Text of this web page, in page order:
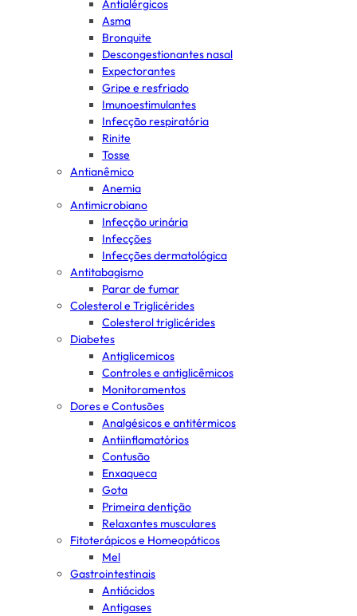
Antialérgicos
Asma
Bronquite
Descongestionantes nasal
Expectorantes
Gripe e resfriado
Imunoestimulantes
Infecção respiratória
Rinite
Tosse
Antianêmico
Anemia
Antimicrobiano
Infecção urinária
Infecções
Infecções dermatológica
Antitabagismo
Parar de fumar
Colesterol e Triglicérides
Colesterol triglicérides
Diabetes
Antiglicemicos
Controles e antiglicêmicos
Monitoramentos
Dores e Contusões
Analgésicos e antitérmicos
Antiinflamatórios
Contusão
Enxaqueca
Gota
Primeira dentição
Relaxantes musculares
Fitoterápicos e Homeopáticos
Mel
Gastrointestinais
Antiácidos
Antigases